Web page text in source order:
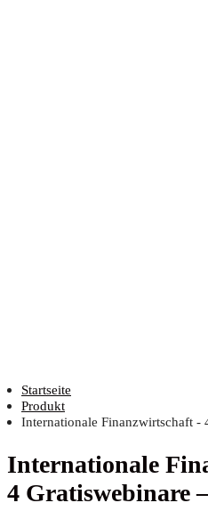
Startseite
Produkt
Internationale Finanzwirtschaft -
Inter­na­tio­na­le
4 Gra­tis­web­i­na­re